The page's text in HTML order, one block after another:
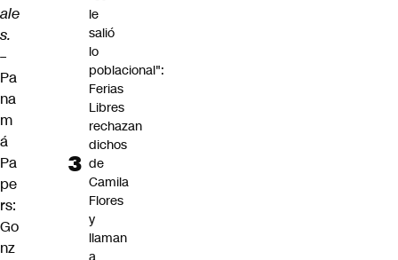
ale
s.
–
Pa
na
m
á
Pa
pe
rs:
Go
nz
le
salió
lo
poblacional":
Ferias
Libres
rechazan
dichos
de
Camila
Flores
y
llaman
a